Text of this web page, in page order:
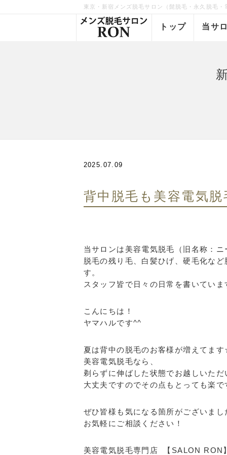
東京・新宿メンズ脱毛サロン（髭脱毛・永久脱毛・
トップ 当サ
2025.07.09
背中脱毛も美容電気脱
当サロンは美容電気脱毛（旧名称：
脱毛の残り毛、白髪ひげ、硬毛化な
す。
スタッフ皆で日々の日常を書いていま
こんにちは！
ヤマハルです^^
夏は背中の脱毛のお客様が増えてま
美容電気脱毛なら、
剃らずに伸ばした状態でお越しいただ
大丈夫ですのでその点もとっても楽で
ぜひ皆様も気になる箇所がございまし
お気軽にご相談ください！
美容電気脱毛専門店 【SALON